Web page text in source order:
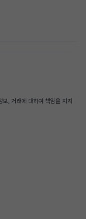
, 거래에 대하여 책임을 지지